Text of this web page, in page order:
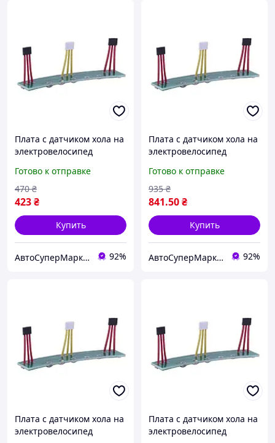
Плата с датчиком хола на
электровелосипед
Готово к отправке
423₴
470 ₴
Купить
АвтоСуперМаркет 92%
Плата с датчиком хола на
электровелосипед
Готово к отправке
841.50₴
935 ₴
Купить
АвтоСуперМаркет 92%
Плата с датчиком хола на
электровелосипед
Плата с датчиком хола на
электровелосипед